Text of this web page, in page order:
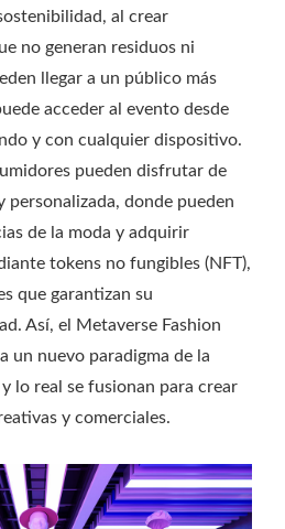
al crear
no generan residuos ni
llegar a un público más
acceder al evento desde
y con cualquier dispositivo.
pueden disfrutar de
personalizada, donde pueden
de la moda y adquirir
tokens no fungibles (NFT),
que garantizan su
Así, el Metaverse Fashion
un nuevo paradigma de la
lo real se fusionan para crear
y comerciales.